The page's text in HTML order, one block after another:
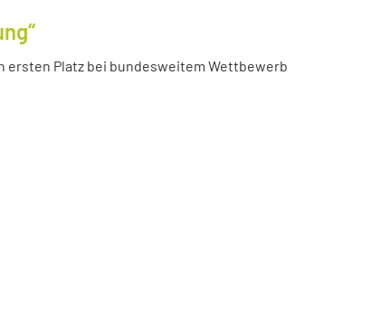
ersten Platz bei bundesweitem Wettbewerb